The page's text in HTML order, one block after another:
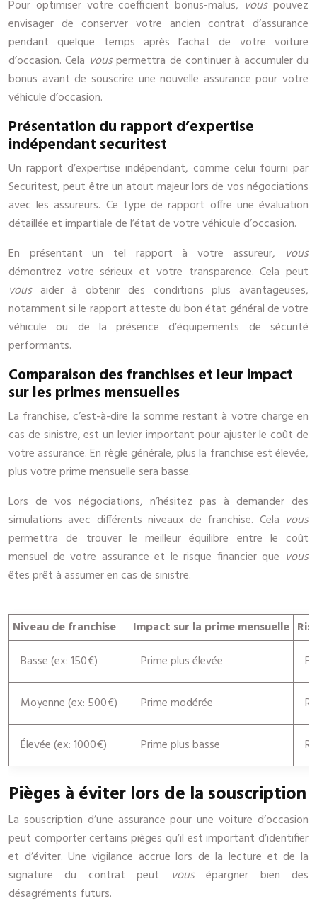
Pour optimiser votre coefficient bonus-malus, vouspouvez
envisager de conserver votre ancien contrat d’assurance
pendant quelque temps après l’achat de votre voiture
d’occasion. Cela vouspermettra de continuer à accumuler du
bonus avant de souscrire une nouvelle assurance pour votre
véhicule d’occasion.
Présentation du rapport d’expertise
indépendant securitest
Un rapport d’expertise indépendant, comme celui fourni par
Securitest, peut être un atout majeur lors de vos négociations
avec les assureurs. Ce type de rapport offre une évaluation
détaillée et impartiale de l’état de votre véhicule d’occasion.
En présentant un tel rapport à votre assureur, vous
démontrez votre sérieux et votre transparence. Cela peut
vous aider à obtenir des conditions plus avantageuses,
notamment si le rapport atteste du bon état général de votre
véhicule ou de la présence d’équipements de sécurité
performants.
Comparaison des franchises et leur impact
sur les primes mensuelles
La franchise, c’est-à-dire la somme restant à votre charge en
cas de sinistre, est un levier important pour ajuster le coût de
votre assurance. En règle générale, plus la franchise est élevée,
plus votre prime mensuelle sera basse.
Lors de vos négociations, n’hésitez pas à demander des
simulations avec différents niveaux de franchise. Cela vous
permettra de trouver le meilleur équilibre entre le coût
mensuel de votre assurance et le risque financier que vous
êtes prêt à assumer en cas de sinistre.
Niveau de franchise Impact sur la prime mensuelle
Basse (ex: 150€)
Prime plus élevée
Moyenne (ex: 500€) Prime modérée
Élevée (ex: 1000€) Prime plus basse
Pièges à éviter lors de la souscription
La souscription d’une assurance pour une voiture d’occasion
peut comporter certains pièges qu’il est important d’identifier
et d’éviter. Une vigilance accrue lors de la lecture et de la
signature du contrat peut vousépargner bien des
désagréments futurs.